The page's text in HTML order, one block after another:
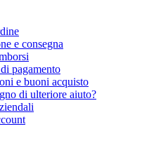
e consegna
pagamento
e buoni acquisto
di ulteriore aiuto?